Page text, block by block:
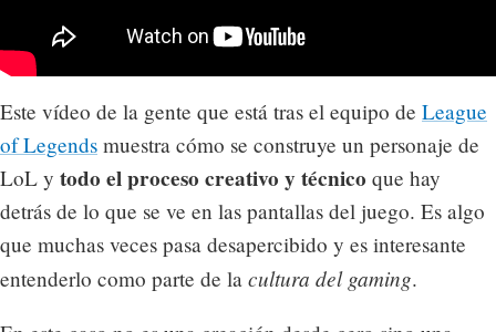
Este vídeo de la gente que está tras el equipo de League
of Legends muestra cómo se construye un personaje de
LoL y todo el proceso creativo y técnico que hay
detrás de lo que se ve en las pantallas del juego. Es algo
que muchas veces pasa desapercibido y es interesante
entenderlo como parte de la cultura del gaming.